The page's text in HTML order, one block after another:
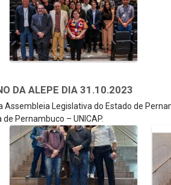
DA ALEPE DIA 31.10.2023
Legislativa do Estado de
Pernambuco – UNICAP.